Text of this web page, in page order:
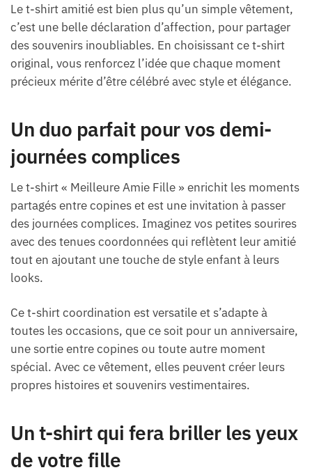
Le t-shirt amitié est bien plus qu’un simple vêtement,
c’est une belle déclaration d’affection, pour partager
des souvenirs inoubliables. En choisissant ce t-shirt
original, vous renforcez l’idée que chaque moment
précieux mérite d’être célébré avec style et élégance.
Un duo parfait pour vos demi-
journées complices
Le t-shirt « Meilleure Amie Fille » enrichit les moments
partagés entre copines et est une invitation à passer
des journées complices. Imaginez vos petites sourires
avec des tenues coordonnées qui reflètent leur amitié
tout en ajoutant une touche de style enfant à leurs
looks.
Ce t-shirt coordination est versatile et s’adapte à
toutes les occasions, que ce soit pour un anniversaire,
une sortie entre copines ou toute autre moment
spécial. Avec ce vêtement, elles peuvent créer leurs
propres histoires et souvenirs vestimentaires.
Un t-shirt qui fera briller les yeux
de votre fille